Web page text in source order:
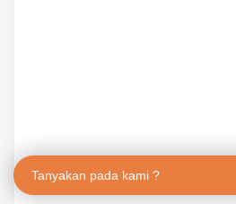
Tanyakan pada kami ?